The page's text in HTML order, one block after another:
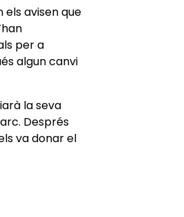
els avisen que
per a
algun canvi
la seva
Després
va donar el